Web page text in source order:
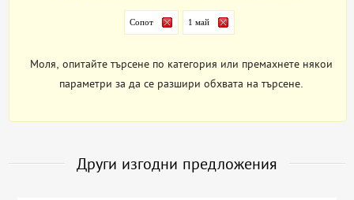
Сопот 1 май
Моля, опитайте търсене по категория или премахнете някои
параметри за да се разшири обхвата на търсене.
Други изгодни предложения